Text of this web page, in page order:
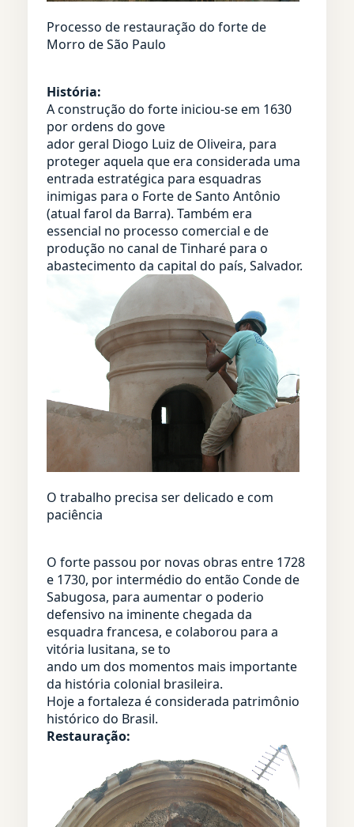
Processo de restauração do forte de
Morro de São Paulo
História:
A construção do forte iniciou-se em 1630
por ordens do gove
ador geral Diogo Luiz de Oliveira, para
proteger aquela que era considerada uma
entrada estratégica para esquadras
inimigas para o Forte de Santo Antônio
(atual farol da Barra). Também era
essencial no processo comercial e de
produção no canal de Tinharé para o
abastecimento da capital do país, Salvador.
O trabalho precisa ser delicado e com
paciência
O forte passou por novas obras entre 1728
e 1730, por intermédio do então Conde de
Sabugosa, para aumentar o poderio
defensivo na iminente chegada da
esquadra francesa, e colaborou para a
vitória lusitana, se to
ando um dos momentos mais importante
da história colonial brasileira.
Hoje a fortaleza é considerada patrimônio
histórico do Brasil.
Restauração: